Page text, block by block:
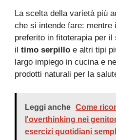
La scelta della varietà più
che si intende fare: mentre
preferito in fitoterapia per il
il timo serpillo e altri tipi
largo impiego in cucina e
prodotti naturali per la
Leggi anche Come
l'overthinking nei
esercizi quotidiani